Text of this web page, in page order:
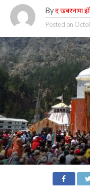
By द खबरनामा
Posted on